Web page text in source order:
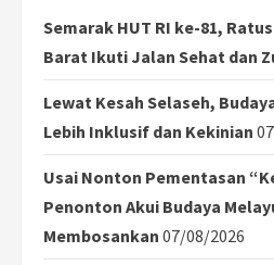
Semarak HUT RI ke-81,
Barat Ikuti Jalan Sehat dan
Lewat Kesah Selaseh,
Lebih Inklusif dan Kekinian
Usai Nonton Pementasan
Penonton Akui Budaya
Membosankan 07/08/2026